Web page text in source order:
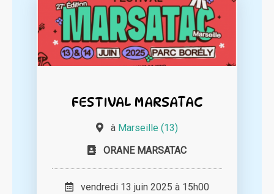
FESTIVAL MARSATAC
à Marseille (13)
ORANE MARSATAC
vendredi 13 juin 2025 à 15h00